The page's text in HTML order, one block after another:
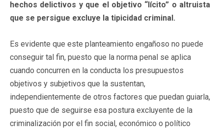
hechos delictivos y que el objetivo “lícito” o altruista
que se persigue excluye la tipicidad criminal.
Es evidente que este planteamiento engañoso no puede
conseguir tal fin, puesto que la norma penal se aplica
cuando concurren en la conducta los presupuestos
objetivos y subjetivos que la sustentan,
independientemente de otros factores que puedan guiarla,
puesto que de seguirse esa postura excluyente de la
criminalización por el fin social, económico o político